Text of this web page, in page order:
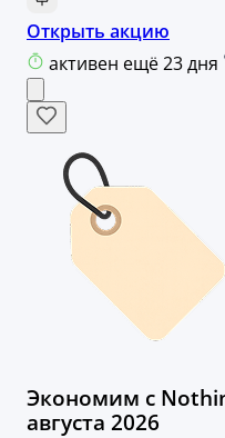
Открыть акцию
активен ещё 23 дня
Экономим с
августа 2026